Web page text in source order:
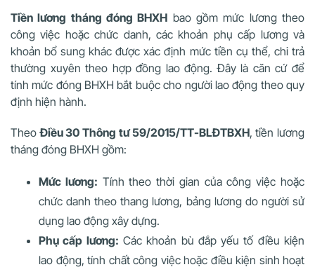
Tiền lương tháng đóng BHXH bao gồm mức lương theo
công việc hoặc chức danh, các khoản phụ cấp lương và
khoản bổ sung khác được xác định mức tiền cụ thể, chi trả
thường xuyên theo hợp đồng lao động. Đây là căn cứ để
tính mức đóng BHXH bắt buộc cho người lao động theo quy
định hiện hành.
TheoĐiều 30 Thông tư 59/2015/TT-BLĐTBXH, tiền lương
tháng đóng BHXH gồm:
Mức lương: Tính theo thời gian của công việc hoặc
chức danh theo thang lương, bảng lương do người sử
dụng lao động xây dựng.
Phụ cấp lương: Các khoản bù đắp yếu tố điều kiện
lao động, tính chất công việc hoặc điều kiện sinh hoạt